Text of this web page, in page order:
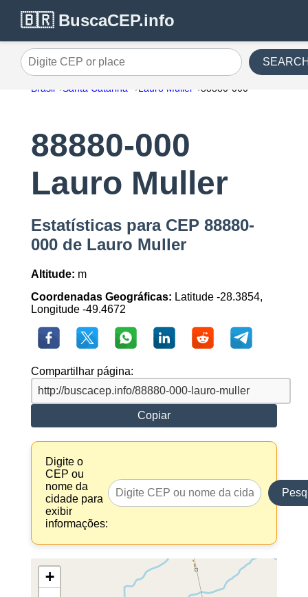
🇧🇷 BuscaCEP.info
Digite CEP or place
Brasil Santa Catarina Lauro Muller 88880-000
88880-000
Lauro Muller
Estatísticas para CEP 88880-
000 de Lauro Muller
Altitude: m
Coordenadas Geográficas: Latitude -28.3854,
Longitude -49.4672
Compartilhar página:
Copiar
Digite o
CEP ou
nome da
cidade para
exibir
informações:
+